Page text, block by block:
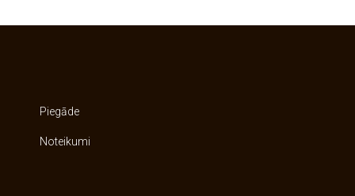
Piegāde
Noteikumi